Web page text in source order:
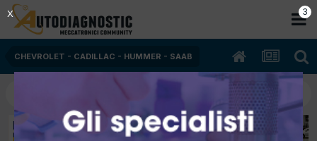
CHEVROLET - CADILLAC - HUMMER - SAAB
2
X